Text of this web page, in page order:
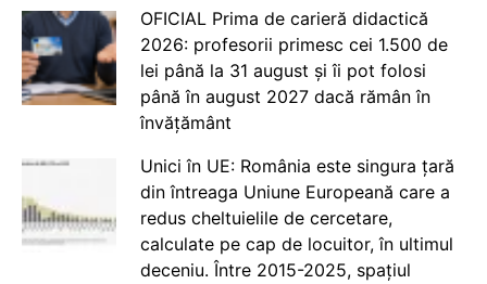
OFICIAL Prima de carieră didactică
2026: profesorii primesc cei 1.500 de
lei până la 31 august și îi pot folosi
până în august 2027 dacă rămân în
învățământ
Unici în UE: România este singura țară
din întreaga Uniune Europeană care a
redus cheltuielile de cercetare,
calculate pe cap de locuitor, în ultimul
deceniu. Între 2015-2025, spațiul